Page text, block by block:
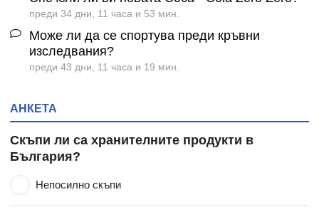
преди 34 дни, 11 часа и 53 мин.
Може ли да се спортува преди кръвни
изследвания?
преди 43 дни, 11 часа и 19 мин.
АНКЕТА
Скъпи ли са хранителните продукти в
България?
Непосилно скъпи